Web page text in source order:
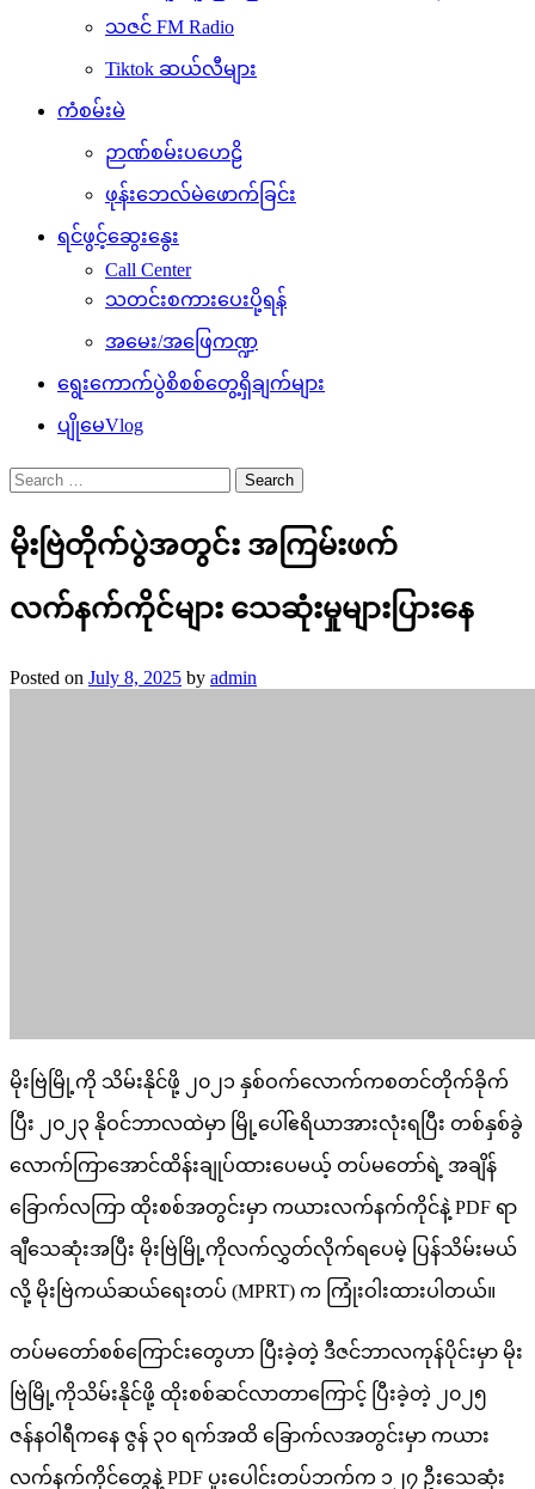
သဇင် FM Radio
Tiktok ဆယ်လီများ
ကံစမ်းမဲ
ဉာဏ်စမ်းပဟေဠိ
ဖုန်းဘေလ်မဲဖောက်ခြင်း
ရင်ဖွင့်ဆွေးနွေး
Call Center
သတင်းစကားပေးပို့ရန်
အမေး/အဖြေကဏ္ဍ
ရွေးကောက်ပွဲစိစစ်တွေ့ရှိချက်များ
ပျိုမေVlog
Search
for:
မိုးဗြဲတိုက်ပွဲအတွင်း အကြမ်းဖက်
လက်နက်ကိုင်များ သေဆုံးမှုများပြားနေ
Posted on July 8, 2025 by admin
မိုးဗြဲမြို့ကို သိမ်းနိုင်ဖို့ ၂၀၂၁ နှစ်ဝက်လောက်ကစတင်တိုက်ခိုက်
ပြီး ၂၀၂၃ နိုဝင်ဘာလထဲမှာ မြို့ပေါ်ဧရိယာအားလုံးရပြီး တစ်နှစ်ခွဲ
လောက်ကြာအောင်ထိန်းချုပ်ထားပေမယ့် တပ်မတော်ရဲ့ အချိန်
ခြောက်လကြာ ထိုးစစ်အတွင်းမှာ ကယားလက်နက်ကိုင်နဲ့ PDF ရာ
ချီသေဆုံးအပြီး မိုးဗြဲမြို့ကိုလက်လွှတ်လိုက်ရပေမဲ့ ပြန်သိမ်းမယ်
လို့ မိုးဗြဲကယ်ဆယ်ရေးတပ် (MPRT) က ကြုံးဝါးထားပါတယ်။
တပ်မတော်စစ်ကြောင်းတွေဟာ ပြီးခဲ့တဲ့ ဒီဇင်ဘာလကုန်ပိုင်းမှာ မိုး
ဗြဲမြို့ကိုသိမ်းနိုင်ဖို့ ထိုးစစ်ဆင်လာတာကြောင့် ပြီးခဲ့တဲ့ ၂၀၂၅
ဇန်နဝါရီကနေ ဇွန် ၃၀ ရက်အထိ ခြောက်လအတွင်းမှာ ကယား
လက်နက်ကိုင်တွေနဲ့ PDF ပူးပေါင်းတပ်ဘက်က ၁၂၇ ဦးသေဆုံး